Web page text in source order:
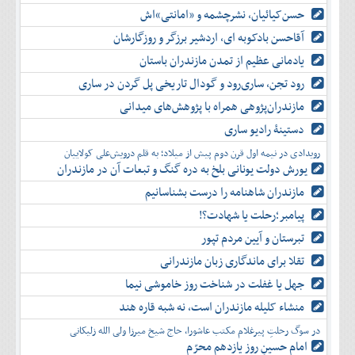
حسن‌کیائیان، نشرچشمه و «امانتی»اش
آقاحسن بادکوبه ای، اردشیر برزگر و روزگارشان
یادمانی عظیم از تمدن مازندران باستان
رود تجن، ساری‌رود و گودال تاریخی پل گردن در ساری
مازندران‌پژوهی همراه با پژوهش‌های میدانی
دستینۀ رادیو ساری
رویدادی در نیمه اول قرن دوم پیش از میلاد؛ به قلم درویش‌علی کولاییان
یورش دولت یونانی بلخ به دره گنگ و تبعات آن در مازندران
مازندران شاهنامه را درست بشناسانیم
پیامبر؛رحلت یا شهادت؟!
تبرستان و آیین مردم تپور
تقلا برای ماندگاری زبان مازندرانی
جهل یا غفلت در شناخت روز خاموشی نیما
منشاء کلیله مازندران است، نه شبه قاره هند
در سوگ رحلتِ پیرغلام مکتب عاشورا، حاج شیخ میرزا ولی الله زلیکانی
امام حسینِ روز یازدهم محرّم